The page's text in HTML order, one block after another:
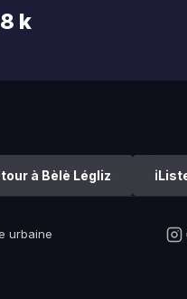
k
à Bèlè Légliz
urbaine